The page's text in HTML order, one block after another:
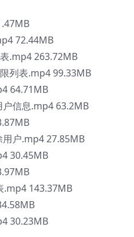
72.44MB
.mp4 263.72MB
列表.mp4 99.33MB
64.71MB
户信息.mp4 63.2MB
用户.mp4 27.85MB
30.45MB
.mp4 143.37MB
30.23MB